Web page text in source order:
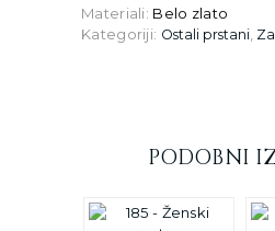
Materiali: Belo zlato
Kategoriji: Ostali prstani,
PODOBNI